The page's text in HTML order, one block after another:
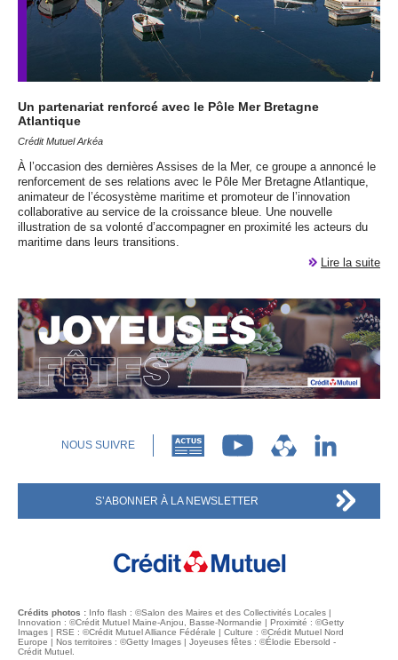
Un partenariat renforcé avec le Pôle Mer Bretagne
Atlantique
Crédit Mutuel Arkéa
À l’occasion des dernières Assises de la Mer, ce groupe a annoncé le
renforcement de ses relations avec le Pôle Mer Bretagne Atlantique,
animateur de l’écosystème maritime et promoteur de l’innovation
collaborative au service de la croissance bleue. Une nouvelle
illustration de sa volonté d’accompagner en proximité les acteurs du
maritime dans leurs transitions.
Lire la suite
NOUS SUIVRE
S’ABONNER À LA NEWSLETTER
Crédits photos : Info flash : ©Salon des Maires et des Collectivités Locales |
Innovation : ©Crédit Mutuel Maine-Anjou, Basse-Normandie | Proximité : ©Getty
Images | RSE : ©Crédit Mutuel Alliance Fédérale | Culture : ©Crédit Mutuel Nord
Europe | Nos territoires : ©Getty Images | Joyeuses fêtes : ©Élodie Ebersold -
Crédit Mutuel.